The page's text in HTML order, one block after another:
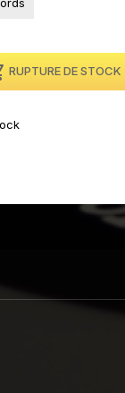
RUPTURE DE STOCK